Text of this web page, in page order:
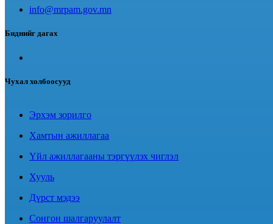
info@mrpam.gov.mn
Биднийг дагах
Чухал холбоосууд
Эрхэм зорилго
Хамтын ажиллагаа
Үйл ажиллагааны тэргүүлэх чиглэл
Хууль
Дүрст мэдээ
Сонгон шалгаруулалт